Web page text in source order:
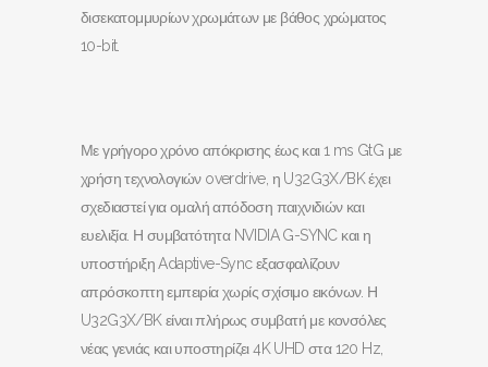
δισεκατομμυρίων χρωμάτων με βάθος χρώματος
10-bit.
Με γρήγορο χρόνο απόκρισης έως και 1 ms GtG με
χρήση τεχνολογιών overdrive, η U32G3X/BK έχει
σχεδιαστεί για ομαλή απόδοση παιχνιδιών και
ευελιξία. Η συμβατότητα NVIDIA G-SYNC και η
υποστήριξη Adaptive-Sync εξασφαλίζουν
απρόσκοπτη εμπειρία χωρίς σχίσιμο εικόνων. Η
U32G3X/BK είναι πλήρως συμβατή με κονσόλες
νέας γενιάς και υποστηρίζει 4K UHD στα 120 Hz,